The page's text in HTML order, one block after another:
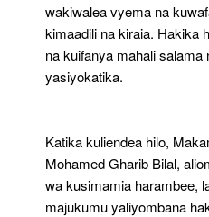
wakiwalea vyema na
kimaadili na kiraia. Hakika
na kuifanya mahali salama
yasiyokatika.
Katika kuliendea hilo,
Mohamed Gharib Bilal,
wa kusimamia harambee,
majukumu yaliyombana